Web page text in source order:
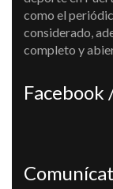
como el
considerado,
completo y